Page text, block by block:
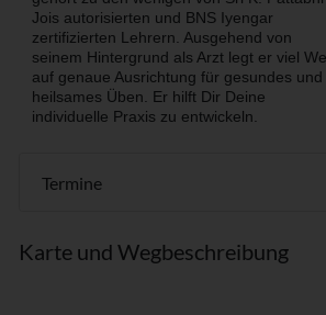
Jois autorisierten und BNS Iyengar
zertifizierten Lehrern. Ausgehend von
seinem Hintergrund als Arzt legt er viel
auf genaue Ausrichtung für gesundes und
heilsames Üben. Er hilft Dir Deine
individuelle Praxis zu entwickeln.
Termine
Karte und Wegbeschreibung